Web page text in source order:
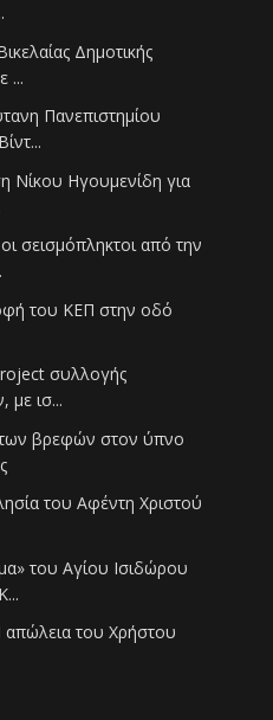
Δημοτικής
...
Πανεπιστημίου
Νίκου Ηγουμενίδη για
σεισμόπληκτοι από την
του ΚΕΠ στην οδό
συλλογής
με ισ...
βρεφών στον ύπνο
του Αφέντη Χριστού
του Αγίου Ισιδώρου
του Χρήστου